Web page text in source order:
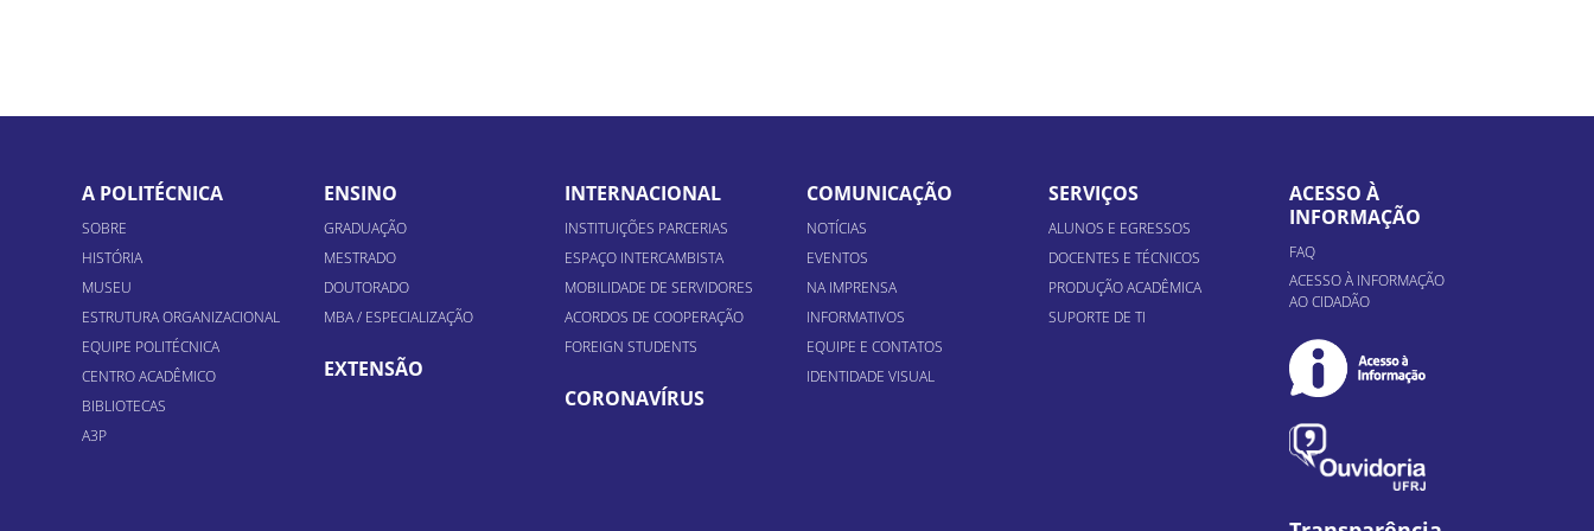
A POLITÉCNICA
SOBRE
HISTÓRIA
MUSEU
ESTRUTURA ORGANIZACIONAL
EQUIPE POLITÉCNICA
CENTRO ACADÊMICO
BIBLIOTECAS
A3P
ENSINO
GRADUAÇÃO
MESTRADO
DOUTORADO
MBA / ESPECIALIZAÇÃO
EXTENSÃO
INTERNACIONAL
INSTITUIÇÕES PARCERIAS
ESPAÇO INTERCAMBISTA
MOBILIDADE DE SERVIDORES
ACORDOS DE COOPERAÇÃO
FOREIGN STUDENTS
CORONAVÍRUS
COMUNICAÇÃO
NOTÍCIAS
EVENTOS
NA IMPRENSA
INFORMATIVOS
EQUIPE E CONTATOS
IDENTIDADE VISUAL
SERVIÇOS
ALUNOS E EGRESSOS
DOCENTES E TÉCNICOS
PRODUÇÃO ACADÊMICA
SUPORTE DE TI
ACESSO À
INFORMAÇÃO
FAQ
ACESSO À INFORMAÇÃO
AO CIDADÃO